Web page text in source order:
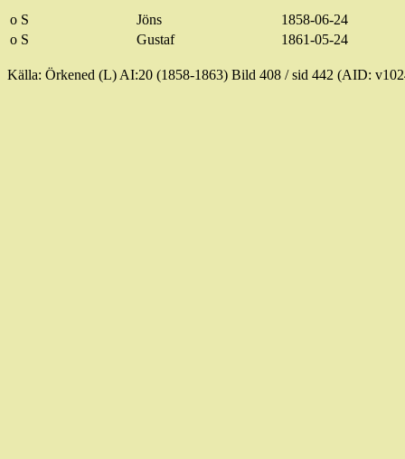
o S Jöns
1858-06-24
o S
Gustaf 1861-05-24
Källa: Örkened (L) AI:20 (1858-1863) Bild 408 /sid 442 (AID: